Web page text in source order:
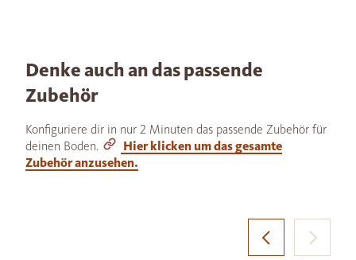
Denke auch an das passende
Zubehör
Konfiguriere dir in nur 2 Minuten das passende Zubehör für
deinen Boden.
Hier klicken um das gesamte
Zubehör anzusehen.